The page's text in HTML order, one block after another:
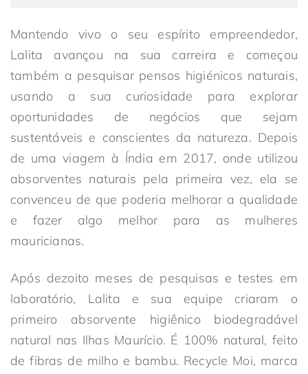
Mantendo vivo o seu espírito empreendedor,
Lalita avançou na sua carreira e começou
também a pesquisar pensos higiénicos naturais,
usando a sua curiosidade para explorar
oportunidades de negócios que sejam
sustentáveis e conscientes da natureza. Depois
de uma viagem à Índia em 2017, onde utilizou
absorventes naturais pela primeira vez, ela se
convenceu de que poderia melhorar a qualidade
e fazer algo melhor para as mulheres
mauricianas.
Após dezoito meses de pesquisas e testes em
laboratório, Lalita e sua equipe criaram o
primeiro absorvente higiênico biodegradável
natural nas Ilhas Maurício. É 100% natural, feito
de fibras de milho e bambu. Recycle Moi, marca